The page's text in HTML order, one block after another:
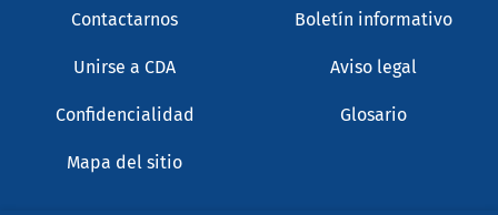
Contactarnos Boletín informativo
Unirse a CDA Aviso legal
Confidencialidad Glosario
Mapa del sitio